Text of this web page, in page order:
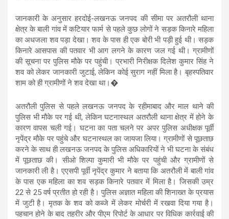
जानकारी के अनुसार हरदोई-लखनऊ जनपद की सीमा पर अतरौली थाना
क्षेत्र के बाली गांव में कटियार फार्म से पहले कुछ लोगों ने सड़क किनारे महिला
का अधजला शव पड़ा देखा। शव के पास ही एक बोरी भी पड़ी हुई थी। सड़क
किनारे आसपास की पतवार भी आग लगने के कारण जल गई थी। ग्रामीणों
की सूचना पर पुलिस मौके पर पहुंची। प्रभारी निरीक्षक दिलेश कुमार सिंह ने
शव को लेकर जानकारी जुटाई, लेकिन कोई सुराग नहीं मिला है। बृहस्पतिवार
शाम को ही ग्रामीणों ने शव देखा था।�
अतरौली पुलिस से पहले लखनऊ जनपद के रहीमाबाद और माल थाने की
पुलिस भी मौके पर गई थी, लेकिन घटनास्थल अतरौली थाना क्षेत्र में होने के
कारण वापस चली गई। घटना का पता चलने पर अपर पुलिस अधीक्षक पूर्वी
नृपेंद्र मौके पर पहुंचे और घटनास्थल का जायजा लिया। ग्रामीणों से पूछताछ
करने के साथ ही लखनऊ जनपद के पुलिस अधिकारियों ने भी घटना के संबंध
में पूछताछ की। सीओ शिल्पा कुमारी भी मौके पर पहुंची और ग्रामीणों से
जानकारी ली है। एएसपी पूर्वी नृपेंद्र कुमार ने बताया कि अतरौली में बाली गांव
के पास एक महिला का शव सड़क किनारे पतवार में मिला है। जिसकी उम्र
22 से 25 वर्ष प्रतीत हो रही है। पुलिस अज्ञात महिला की शिनाख्त के प्रयास
में जुटी है। मृतक के शव को कब्जे में लेकर मोर्चरी में रखवा दिया गया है।
पहचान होने के बाद तहरीर और पीएम रिपोर्ट के आधार पर विधिक कार्रवाई की